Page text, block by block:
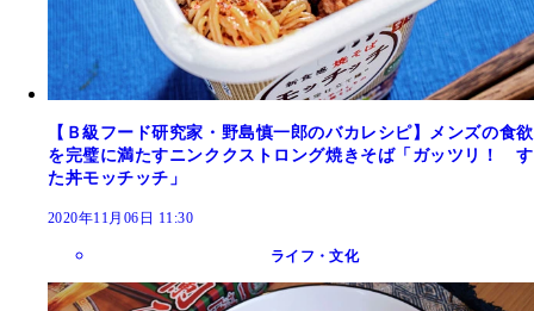
【Ｂ級フード研究家・野島慎一郎のバカレシピ】メンズの食欲
を完璧に満たすニンククストロング焼きそば「ガッツリ！ す
た丼モッチッチ」
2020年11月06日 11:30
ライフ・文化